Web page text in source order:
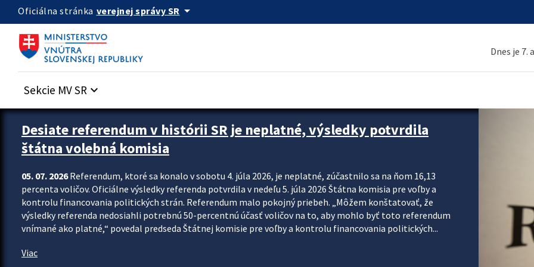
Preskocit na hlavný obsah
Oficiálna stránka verejnej správy SR arrow_drop_down
Dnes je 7.
Sekcie MV SR keyboard_arrow_down
Zastavit automatický posun upútavok
Desiate referendum v histórii SR je neplatné, výsledky potvrdila
štátna volebná komisia
05. 07. 2026Referendum, ktoré sa konalo v sobotu 4. júla 2026, je neplatné, zúčastnilo sa na ňom 16,13
percenta voličov. Oficiálne výsledky referenda potvrdila v nedeľu 5. júla 2026 Štátna komisia pre voľby a
kontrolu financovania politických strán. Referendum malo pokojný priebeh. „Môžem konštatovať, že
výsledky referenda nedosiahli potrebnú 50-percentnú účasť voličov na to, aby mohlo byť toto referendum
vnímané ako platné,“ povedal predseda Štátnej komisie pre voľby a kontrolu financovania politických...
Viac